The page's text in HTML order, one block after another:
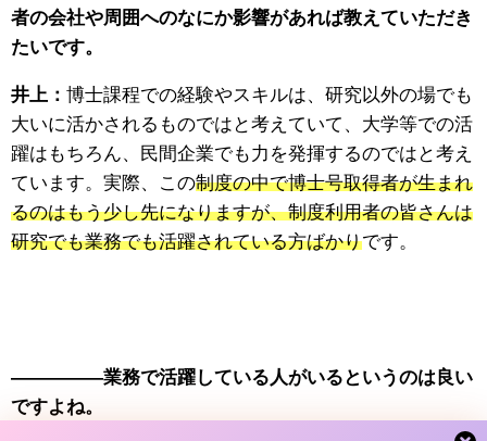
者の会社や周囲へのなにか影響があれば教えていただき
たいです。
井上： 博士課程での経験やスキルは、研究以外の場でも
大いに活かされるものではと考えていて、大学等での活
躍はもちろん、民間企業でも力を発揮するのではと考え
ています。実際、この制度の中で博士号取得者が生まれ
るのはもう少し先になりますが、制度利用者の皆さんは
研究でも業務でも活躍されている方ばかりです。
—————業務で活躍している人がいるというのは良い
ですよね。